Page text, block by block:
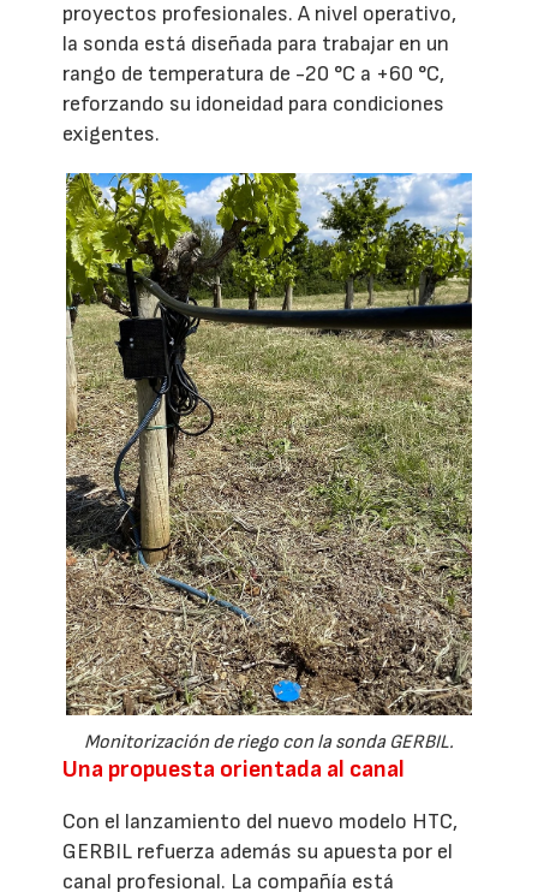
proyectos profesionales. A nivel operativo,
la sonda está diseñada para trabajar en un
rango de temperatura de -20 °C a +60 °C,
reforzando su idoneidad para condiciones
exigentes.
Monitorización de riego con la sonda GERBIL.
Una propuesta orientada al canal
Con el lanzamiento del nuevo modelo HTC,
GERBIL refuerza además su apuesta por el
canal profesional. La compañía está